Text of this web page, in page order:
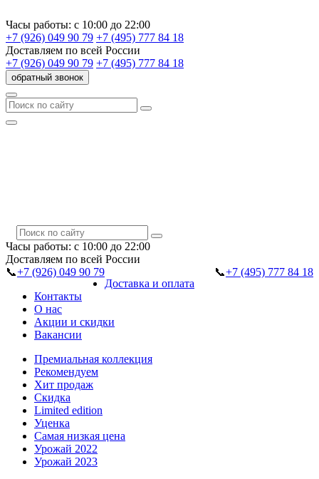
Часы работы: с 10:00 до 22:00
+7 (926) 049 90 79 +7 (495) 777 84 18
Доставляем по всей России
+7 (926) 049 90 79 +7 (495) 777 84 18
обратный звонок
Часы работы: с 10:00 до 22:00
Доставляем по всей России
📞+7 (926) 049 90 79 📞+7 (495) 777 84 18
Доставка и оплата
Контакты
О нас
Акции и скидки
Вакансии
Премиальная коллекция
Рекомендуем
Хит продаж
Скидка
Limited edition
Уценка
Самая низкая цена
Урожай 2022
Урожай 2023